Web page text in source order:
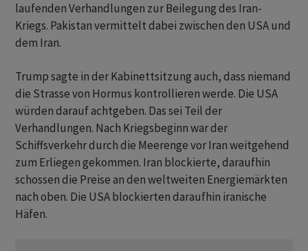
laufenden Verhandlungen zur Beilegung des Iran-
Kriegs. Pakistan vermittelt dabei zwischen den USA und
dem Iran.
Trump sagte in der Kabinettsitzung auch, dass niemand
die Strasse von Hormus kontrollieren werde. Die USA
würden darauf achtgeben. Das sei Teil der
Verhandlungen. Nach Kriegsbeginn war der
Schiffsverkehr durch die Meerenge vor Iran weitgehend
zum Erliegen gekommen. Iran blockierte, daraufhin
schossen die Preise an den weltweiten Energiemärkten
nach oben. Die USA blockierten daraufhin iranische
Häfen.